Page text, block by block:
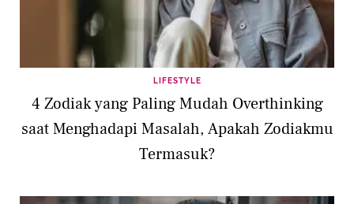
LIFESTYLE
4 Zodiak yang Paling Mudah Overthinking
saat Menghadapi Masalah, Apakah Zodiakmu
Termasuk?